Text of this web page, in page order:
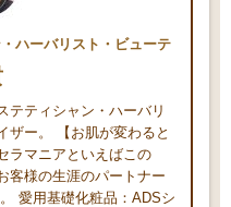
ハーバリスト・ビューテ
テティシャン・ハーバリ
ザー。 【お肌が変わると
ラマニアといえばこの
客様の生涯のパートナー
愛用基礎化粧品：ADSシ